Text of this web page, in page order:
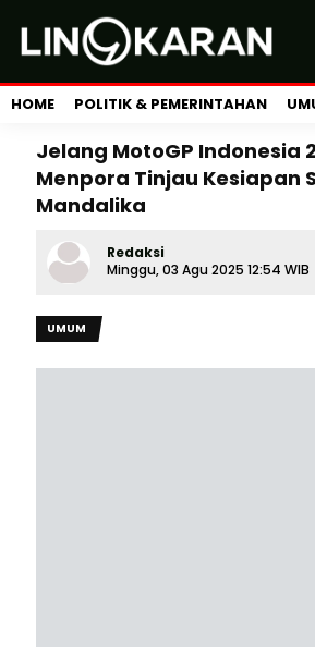
HOME POLITIK & PEMERINTAHAN
Jelang MotoGP Indonesia
Menpora Tinjau Kesiapan
Mandalika
Redaksi
Minggu, 03 Agu 2025 12:54 WIB
UMUM